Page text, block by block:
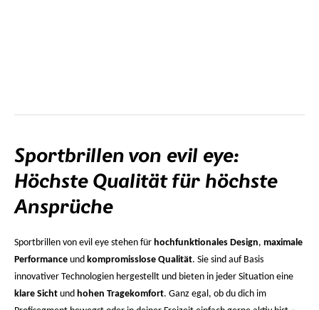
Sportbrillen von evil eye:
Höchste Qualität für höchste
Ansprüche
Sportbrillen von evil eye stehen für hochfunktionales Design, maximale
Performance und kompromisslose Qualität. Sie sind auf Basis
innovativer Technologien hergestellt und bieten in jeder Situation eine
klare Sicht und hohen Tragekomfort. Ganz egal, ob du dich im